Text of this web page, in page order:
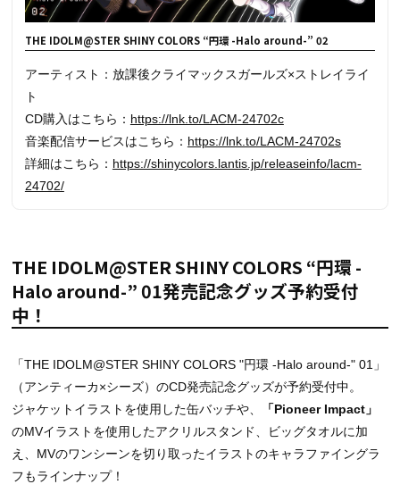
THE IDOLM@STER SHINY COLORS “円環 -Halo around-” 02
アーティスト： 放課後クライマックスガールズ×ストレイライ
ト
CD購入はこちら： https://lnk.to/LACM-24702c
音楽配信サービスはこちら： https://lnk.to/LACM-24702s
詳細はこちら： https://shinycolors.lantis.jp/releaseinfo/lacm-
24702/
THE IDOLM@STER SHINY COLORS “円環 -
Halo around-” 01発売記念グッズ予約受付
中！
「THE IDOLM@STER SHINY COLORS "円環 -Halo around-" 01」
（アンティーカ×シーズ）のCD発売記念グッズが予約受付中。
ジャケットイラストを使用した缶バッチや、
「Pioneer Impact」
のMVイラストを使用したアクリルスタンド、ビッグタオルに加
え、MVのワンシーンを切り取ったイラストのキャラファイングラ
フもラインナップ！